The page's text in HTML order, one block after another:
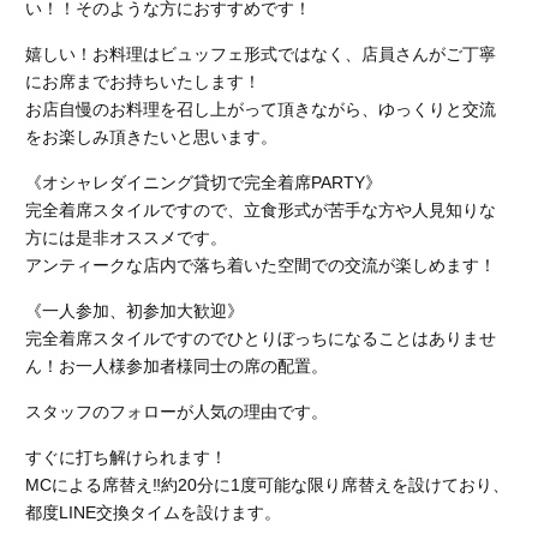
い！！そのような方におすすめです！
嬉しい！お料理はビュッフェ形式ではなく、店員さんがご丁寧
にお席までお持ちいたします！
お店自慢のお料理を召し上がって頂きながら、ゆっくりと交流
をお楽しみ頂きたいと思います。
《オシャレダイニング貸切で完全着席PARTY》
完全着席スタイルですので、立食形式が苦手な方や人見知りな
方には是非オススメです。
アンティークな店内で落ち着いた空間での交流が楽しめます！
《一人参加、初参加大歓迎》
完全着席スタイルですのでひとりぼっちになることはありませ
ん！お一人様参加者様同士の席の配置。
スタッフのフォローが人気の理由です。
すぐに打ち解けられます！
MCによる席替え‼︎約20分に1度可能な限り席替えを設けており、
都度LINE交換タイムを設けます。